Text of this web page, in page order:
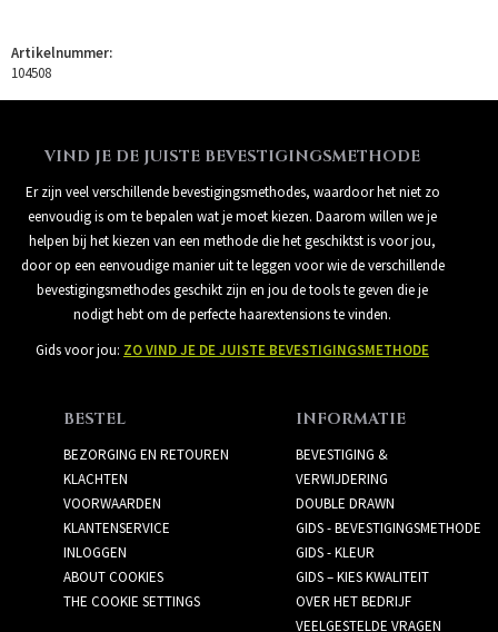
Artikelnummer:
104508
VIND JE DE JUISTE BEVESTIGINGSMETHODE
Er zijn veel verschillende bevestigingsmethodes, waardoor het niet zo
eenvoudig is om te bepalen wat je moet kiezen. Daarom willen we je
helpen bij het kiezen van een methode die het geschiktst is voor jou,
door op een eenvoudige manier uit te leggen voor wie de verschillende
bevestigingsmethodes geschikt zijn en jou de tools te geven die je
nodigt hebt om de perfecte haarextensions te vinden.
Gids voor jou: ZO VIND JE DE JUISTE BEVESTIGINGSMETHODE
BESTEL
BEZORGING EN RETOUREN
KLACHTEN
VOORWAARDEN
KLANTENSERVICE
INLOGGEN
ABOUT COOKIES
THE COOKIE SETTINGS
INFORMATIE
BEVESTIGING &
VERWIJDERING
DOUBLE DRAWN
GIDS - BEVESTIGINGSMETHODE
GIDS - KLEUR
GIDS – KIES KWALITEIT
OVER HET BEDRIJF
VEELGESTELDE VRAGEN